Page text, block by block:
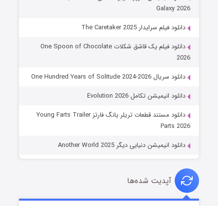
Galaxy 2026
دانلود فیلم سرایدار The Caretaker 2025
دانلود فیلم یک قاشق شکلات One Spoon of Chocolate
2026
دانلود سریال One Hundred Years of Solitude 2024-2026
دانلود انیمیشن تکامل Evolution 2026
دانلود مستند قطعات تریلر یانگ فارتز Young Farts Trailer
Parts 2026
دانلود انیمیشن دنیایی دیگر Another World 2025
آپدیت شده‌ها